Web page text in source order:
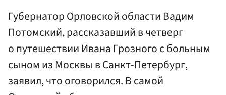
Губернатор Орловской области Вадим
Потомский, рассказавший в четверг
о путешествии Ивана Грозного с больным
сыном из Москвы в Санкт-Петербург,
заявил, что оговорился. В самой